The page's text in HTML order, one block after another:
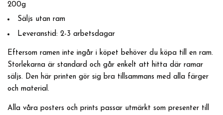
200g
Säljs utan ram
Leveranstid: 2-3 arbetsdagar
Eftersom ramen inte ingår i köpet behöver du köpa till en ram.
Storlekarna är standard och går enkelt att hitta där ramar
säljs. Den här printen gör sig bra tillsammans med alla färger
och material.
Alla våra posters och prints passar utmärkt som presenter till